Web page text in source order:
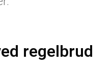
regelbrud